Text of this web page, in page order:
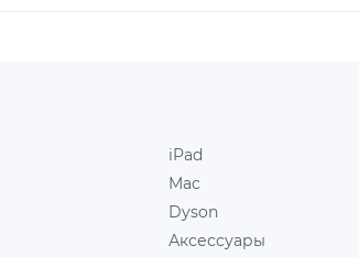
iPad
Mac
Dyson
Аксессуары